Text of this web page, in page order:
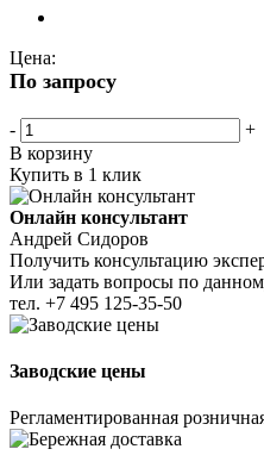
Цена:
По запросу
-
+
В корзину
Купить в 1 клик
Онлайн консультант
Андрей Сидоров
Получить консультацию
Или задать вопросы по
тел. +7 495 125-35-50
Заводские цены
Регламентированная